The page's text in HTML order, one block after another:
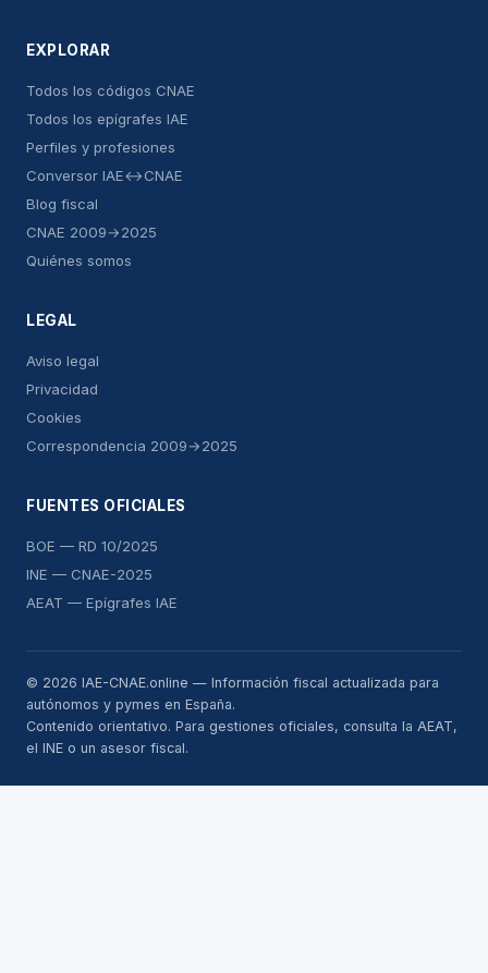
EXPLORAR
Todos los códigos CNAE
Todos los epígrafes IAE
Perfiles y profesiones
Conversor IAE↔CNAE
Blog fiscal
CNAE 2009→2025
Quiénes somos
LEGAL
Aviso legal
Privacidad
Cookies
Correspondencia 2009→2025
FUENTES OFICIALES
BOE — RD 10/2025
INE — CNAE-2025
AEAT — Epígrafes IAE
© 2026 IAE-CNAE.online — Información fiscal actualizada para
autónomos y pymes en España.
Contenido orientativo. Para gestiones oficiales, consulta la AEAT,
el INE o un asesor fiscal.